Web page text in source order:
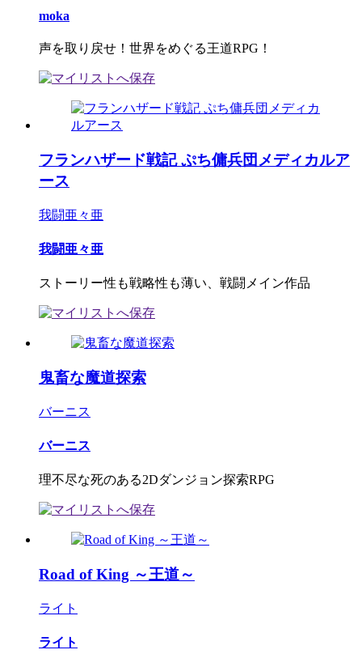
moka
声を取り戻せ！世界をめぐる王道RPG！
フランハザード戦記 ぷち傭兵団メディカルア
ース
我闘亜々亜
我闘亜々亜
ストーリー性も戦略性も薄い、戦闘メイン作品
鬼畜な魔道探索
バーニス
バーニス
理不尽な死のある2Dダンジョン探索RPG
Road of King ～王道～
ライト
ライト